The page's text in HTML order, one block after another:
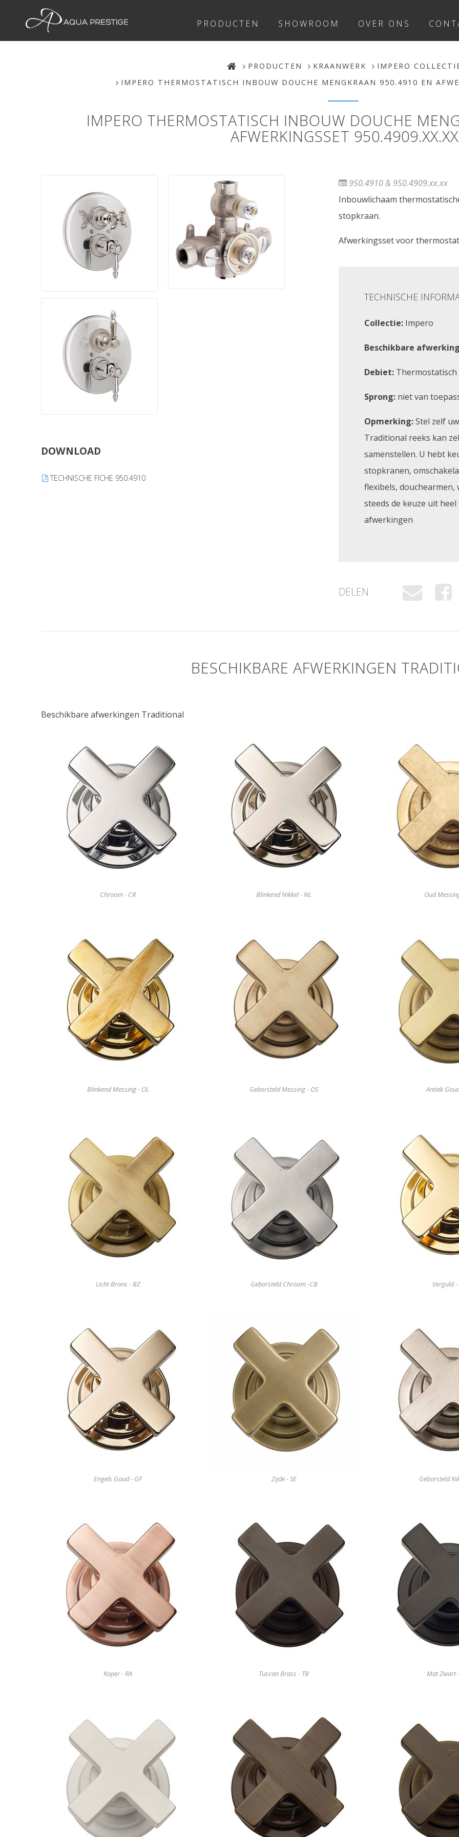
PRODUCTEN SHOWROOM OVER ONS
PRODUCTEN KRAANWERK
IMPERO
IMPERO THERMOSTATISCH INBOUW DOUCHE MENGKRAAN 950.4910 EN
IMPERO THERMOSTATISCH INBOUW DOUCHE
AFWERKINGSSET 950.4909.XX.XX
DOWNLOAD
TECHNISCHE FICHE 950.4910
950.4910 & 950.4909.xx.xx
Inbouwlichaam
stopkraan.
Afwerkingsset voor
TECHNISCHE
Collectie:Impero
Beschikbare
Debiet:Thermostatisch
Sprong:niet van
Opmerking:Stel zelf
Traditional reeks kan
samenstellen. U hebt
stopkranen,
flexibels, douchearmen,
steeds de keuze uit
afwerkingen
DELEN
BESCHIKBARE AFWERKINGEN
Beschikbare afwerkingen Traditional
Chroom - CR Blinkend Nikkel - NL Oud
Blinkend Messing - OL Geborsteld Messing - OS Antiek
Licht Brons - BZ Geborsteld Chroom -CB Verguld -
Engels Goud - GF Zijde - SE Geborsteld
Koper - RA Tuscan Brass - TB Mat Zwart